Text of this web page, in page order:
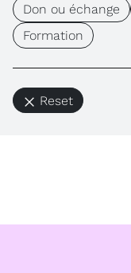
Don ou échange
Formation
Reset